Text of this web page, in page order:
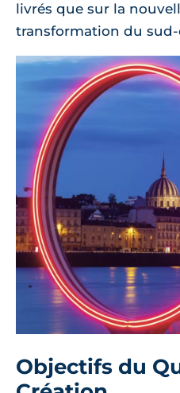
livrés que sur la
transformation du sud-
Objectifs du